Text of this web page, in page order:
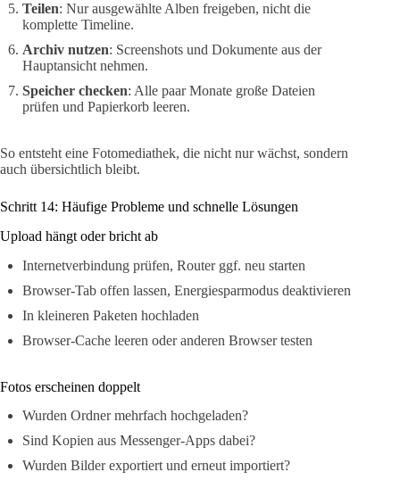
Teilen: Nur ausgewählte Alben freigeben, nicht die
komplette Timeline.
Archiv nutzen: Screenshots und Dokumente aus der
Hauptansicht nehmen.
Speicher checken: Alle paar Monate große Dateien
prüfen und Papierkorb leeren.
So entsteht eine Fotomediathek, die nicht nur wächst, sondern
auch übersichtlich bleibt.
Schritt 14: Häufige Probleme und schnelle Lösungen
Upload hängt oder bricht ab
Internetverbindung prüfen, Router ggf. neu starten
Browser-Tab offen lassen, Energiesparmodus deaktivieren
In kleineren Paketen hochladen
Browser-Cache leeren oder anderen Browser testen
Fotos erscheinen doppelt
Wurden Ordner mehrfach hochgeladen?
Sind Kopien aus Messenger-Apps dabei?
Wurden Bilder exportiert und erneut importiert?